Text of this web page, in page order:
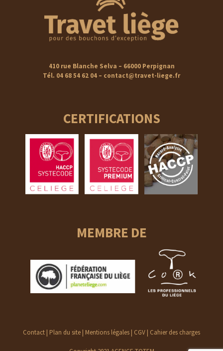
410 rue Blanche Selva – 66000 Perpignan
Tél. 04 68 54 62 04 – contact@travet-liege.fr
CERTIFICATIONS
MEMBRE DE
Contact | Plan du site | Mentions légales | CGV | Cahier des charges